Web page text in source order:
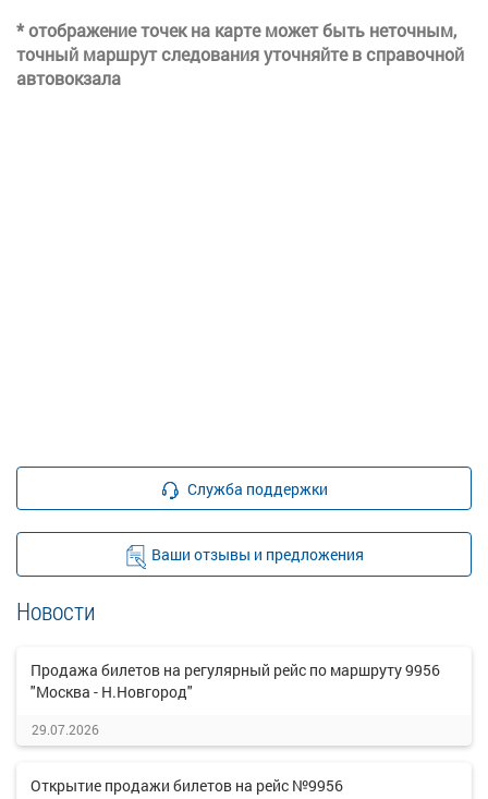
* отображение точек на карте может быть неточным,
точный маршрут следования уточняйте в справочной
автовокзала
Служба поддержки
Ваши отзывы и предложения
Новости
Продажа билетов на регулярный рейс по маршруту 9956
"Москва - Н.Новгород"
29.07.2026
Открытие продажи билетов на рейс №9956